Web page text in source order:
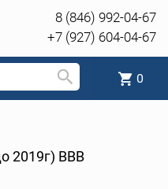
8 (846) 992-04-67
+7 (927) 604-04-67
0
2019г) ВВВ